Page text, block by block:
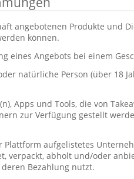
angebotenen Produkte und
können.
eines Angebots bei einem
natürliche Person (über 18
Apps und Tools, die von
zur Verfügung gestellt
Plattform aufgelistetes
verpackt, abholt und/oder
Bezahlung nutzt.